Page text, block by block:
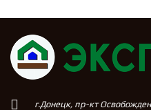
г.Донецк, пр-кт